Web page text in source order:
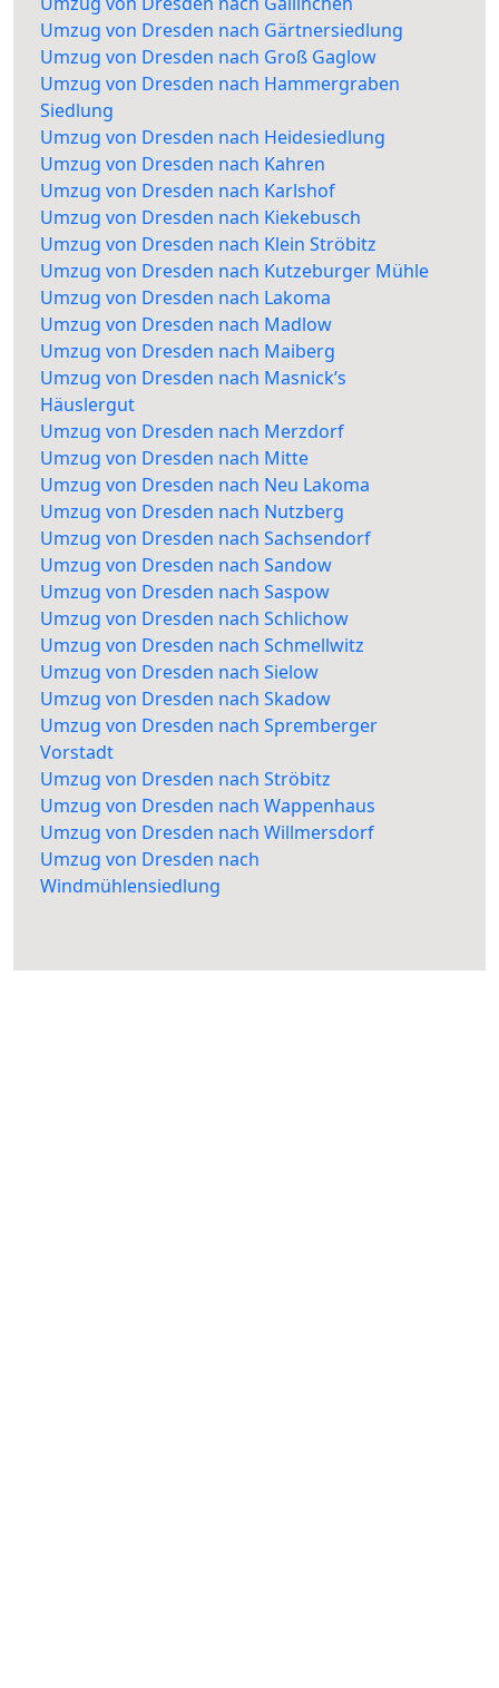
Umzug von Dresden nach Gärtnersiedlung
Umzug von Dresden nach Groß Gaglow
Umzug von Dresden nach Hammergraben
Siedlung
Umzug von Dresden nach Heidesiedlung
Umzug von Dresden nach Kahren
Umzug von Dresden nach Karlshof
Umzug von Dresden nach Kiekebusch
Umzug von Dresden nach Klein Ströbitz
Umzug von Dresden nach Kutzeburger Mühle
Umzug von Dresden nach Lakoma
Umzug von Dresden nach Madlow
Umzug von Dresden nach Maiberg
Umzug von Dresden nach Masnick’s
Häuslergut
Umzug von Dresden nach Merzdorf
Umzug von Dresden nach Mitte
Umzug von Dresden nach Neu Lakoma
Umzug von Dresden nach Nutzberg
Umzug von Dresden nach Sachsendorf
Umzug von Dresden nach Sandow
Umzug von Dresden nach Saspow
Umzug von Dresden nach Schlichow
Umzug von Dresden nach Schmellwitz
Umzug von Dresden nach Sielow
Umzug von Dresden nach Skadow
Umzug von Dresden nach Spremberger
Vorstadt
Umzug von Dresden nach Ströbitz
Umzug von Dresden nach Wappenhaus
Umzug von Dresden nach Willmersdorf
Umzug von Dresden nach
Windmühlensiedlung